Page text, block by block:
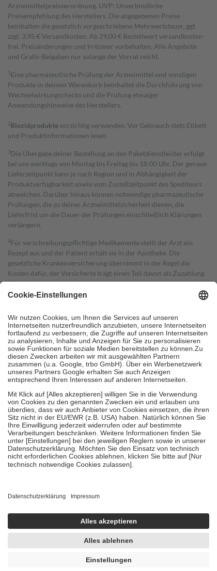
Arzneimittelpreisverordnung. UVP: Unverbindliche
Preisempfehlung des Herstellers. Die angegebenen Preise
beinhalten die gesetzlich vorgeschriebene Mehrwertsteuer, ggf.
zzgl. 3,95 € Versandkosten. Ab 29,00 € Bestell­wert versand­kosten­
frei. Preisänderungen und Irrtümer vorbehalten. Alle Angebote
und Gratis-Beigaben nur solange der Vorrat reicht.
1 Eine pharmazeutische Prüfung der Arzneimittel und sonstigen
Produkte in deinem Warenkorb beinhaltet die Durchführung von
Wechselwirkungschecks und die Prüfung etwaiger
Anwendungshinweise des Herstellers.
2Biozidproduktevorsichtig verwenden. Vor Gebrauch stets Etikett
und Produktinformationen lesen.
3Die Übergabe deiner Bestellung an den Paketdienstleister erfolgt
bei uns werktags von Montag bis Freitag bis 18:00 Uhr. Der genaue
Lieferzeitpunkt kann je nach Region und in Abhängigkeit der
Produktverfügbarkeit sowie vom Zustellzeitpunkt des Spediteurs
abweichen. Darüber hinaus können notwendige pharmazeutische
Prüfungen, die zu deiner Arzneimittelsicherheit dienen, die
Lieferfrist um die Dauer der Prüfungen einschließlich Klärungen
verlängern.
4Für verschreibungspflichtige Medikamente stellt der Arzt ein
Rezept aus und der Patient erhält sie in der Apotheke. Die
gesetzliche Krankenversicherung übernimmt in der Regel die
Kosten dafür, der Versicherte trägt einen Teil davon als Zuzahlung
mit.
Grundsätzlich leisten Mitglieder Zuzahlungen in Höhe von zehn
höchstens zehn Euro.
Es sind jedoch nie mehr als die tatsächlichen
Kosten der Leistung zu entrichten.
Diese Regeln gelten grundsätzlich auch für Online-Apotheken.
Bei Heilmitteln und häuslicher Krankenpflege beträgt die
Zuzahlung zehn Prozent der Kosten sowie zehn Euro je
Verordnung.
Um das Engagement der Versicherten für ihre eigene Gesundheit zu
stärken und die besondere Stellung der Familie zu unterstützen,
fallenkeine Zuzahlungenan bei:
• Kindern und Jugendlichen bis zum vollendeten 18. Lebensjahr
mit Ausnahme der Fahrkosten
• Untersuchungen zur Vorsorge und Früherkennung, die von der
GKV getragen werden
• empfohlenen Schutzimpfungen
• Harn- und Blutteststreifen
getroffen, um sicherzustellen, dass es sich um echte Bewertungen
https://help.etrusted.com/hc/de/articles/4419944605341
Einige Bilder und Inhalte wurden unter Zuhilfenahme künstlicher